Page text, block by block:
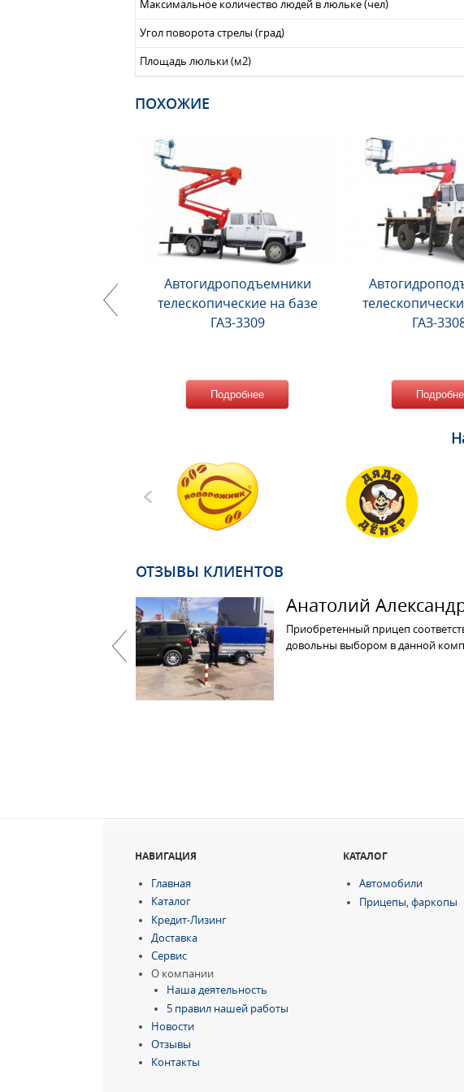
Максимальное количество людей в люльке (чел)
Угол поворота стрелы (град)
Площадь люльки (м2)
ПОХОЖИЕ
Автогидроподъемники
телескопические на базе
ГАЗ-3309
Подробнее
ГАЗ-
ОТЗЫВЫ КЛИЕНТОВ
Анатолий
Приобретенный прицеп
довольны выбором в данной
Previous
НАВИГАЦИЯ
Главная
Каталог
Кредит-Лизинг
Доставка
Сервис
О компании
Наша деятельность
5 правил нашей работы
Новости
Отзывы
Контакты
КАТАЛОГ
Автомобили
Прицепы, фаркопы